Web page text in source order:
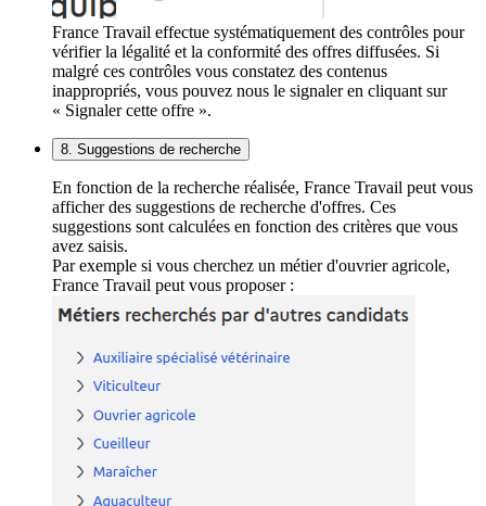
France Travail effectue systématiquement des contrôles pour
vérifier la légalité et la conformité des offres diffusées. Si
malgré ces contrôles vous constatez des contenus
inappropriés, vous pouvez nous le signaler en cliquant sur
« Signaler cette offre ».
8. Suggestions de recherche
En fonction de la recherche réalisée, France Travail peut vous
afficher des suggestions de recherche d'offres. Ces
suggestions sont calculées en fonction des critères que vous
avez saisis.
Par exemple si vous cherchez un métier d'ouvrier agricole,
France Travail peut vous proposer :